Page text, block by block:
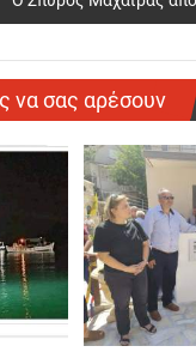
να σας αρέσουν